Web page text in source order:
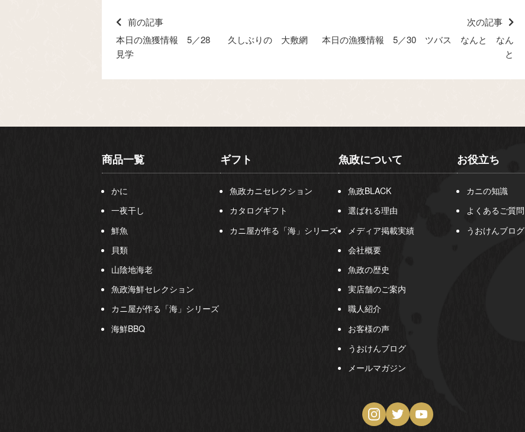
前の記事
本日の漁獲情報 5／28 久しぶりの 大敷網
見学
次の記事
本日の漁獲情報 5／30 ツバス なんと なん
と
商品一覧
かに
一夜干し
鮮魚
貝類
山陰地海老
魚政海鮮セレクション
カニ屋が作る「海」シリーズ
海鮮BBQ
ギフト
魚政カニセレクション
カタログギフト
カニ屋が作る「海」シリーズ
魚政について
魚政BLACK
選ばれる理由
メディア掲載実績
会社概要
魚政の歴史
実店舗のご案内
職人紹介
お客様の声
うおけんブログ
メールマガジン
お役立ち
カニの知識
よくあるご質問
うおけんブログ